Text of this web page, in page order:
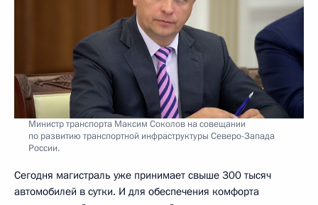
Министр транспорта Максим Соколов на совещании
по развитию транспортной инфраструктуры Северо-Запада
России.
Сегодня магистраль уже принимает свыше 300 тысяч
автомобилей в сутки. И для обеспечения комфорта